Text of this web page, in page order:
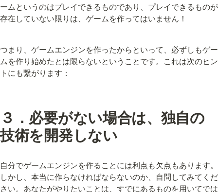
ームというのはプレイできるものであり、プレイできるものが
存在していない限りは、ゲームを作ってはいません！
つまり、ゲームエンジンを作ったからといって、必ずしもゲー
ムを作り始めたとは限らないということです。これは次のヒン
トにも繋がります：
３．必要がない場合は、独自の
技術を開発しない
自分でゲームエンジンを作ることには利点も欠点もあります。
しかし、本当に作らなければならないのか、自問してみてくだ
さい。あなたがやりたいことは、すでにあるものを用いてでは